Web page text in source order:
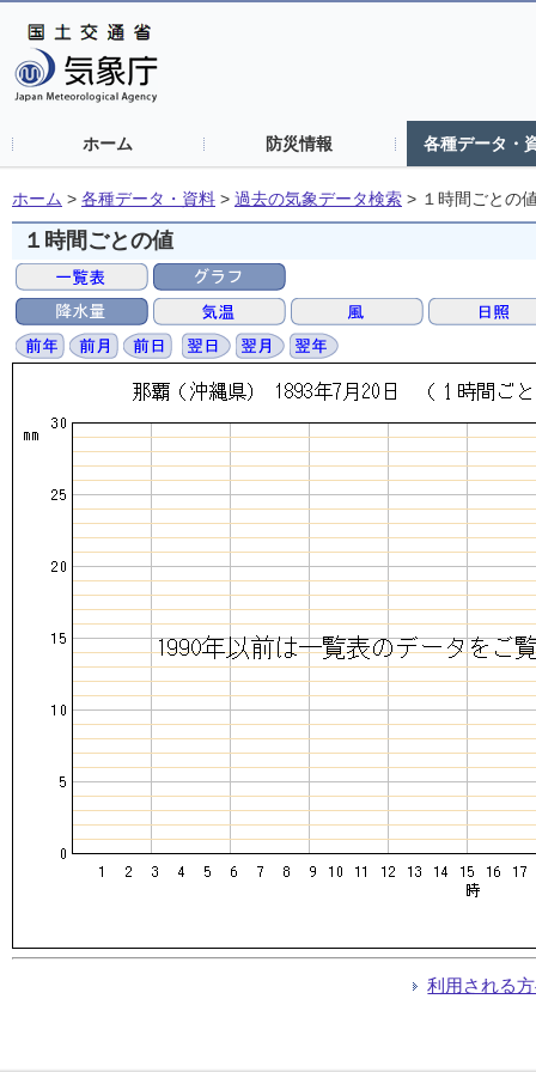
ホーム 防災情報 各種データ・
ホーム > 各種データ・資料 > 過去の気象データ検索 > １時間ごとの
１時間ごとの値
利用される